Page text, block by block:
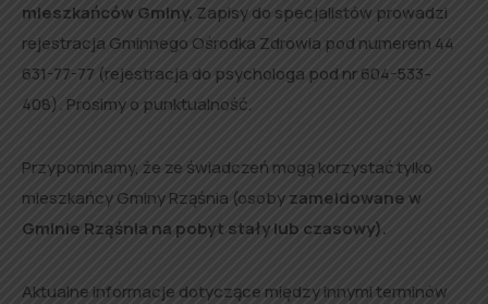
mieszkańców Gminy. Zapisy do specjalistów prowadzi
rejestracja Gminnego Ośrodka Zdrowia pod numerem 44
631-77-77 (rejestracja do psychologa pod nr 604-533-
408). Prosimy o punktualność.
Przypominamy, że ze świadczeń mogą korzystać tylko
mieszkańcy Gminy Rząśnia (osobyzameldowane w
Gminie Rząśnia na pobyt stały lub czasowy).
Aktualne informacje dotyczące między innymi terminów